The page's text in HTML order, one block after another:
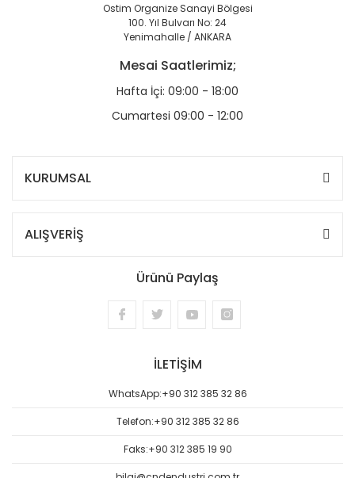
Ostim Organize Sanayi Bölgesi
100. Yıl Bulvarı No: 24
Yenimahalle / ANKARA
Mesai Saatlerimiz;
Hafta İçi: 09:00 - 18:00
Cumartesi 09:00 - 12:00
KURUMSAL
ALIŞVERİŞ
Ürünü Paylaş
İLETİŞİM
WhatsApp:+90 312 385 32 86
Telefon:+90 312 385 32 86
Faks:+90 312 385 19 90